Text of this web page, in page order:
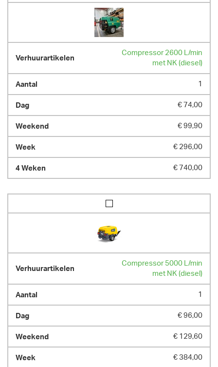
Compressor 2600 L/min
met NK (diesel)
1
€ 74,00
€ 99,90
€ 296,00
€ 740,00
Compressor 5000 L/min
met NK (diesel)
1
€ 96,00
€ 129,60
€ 384,00